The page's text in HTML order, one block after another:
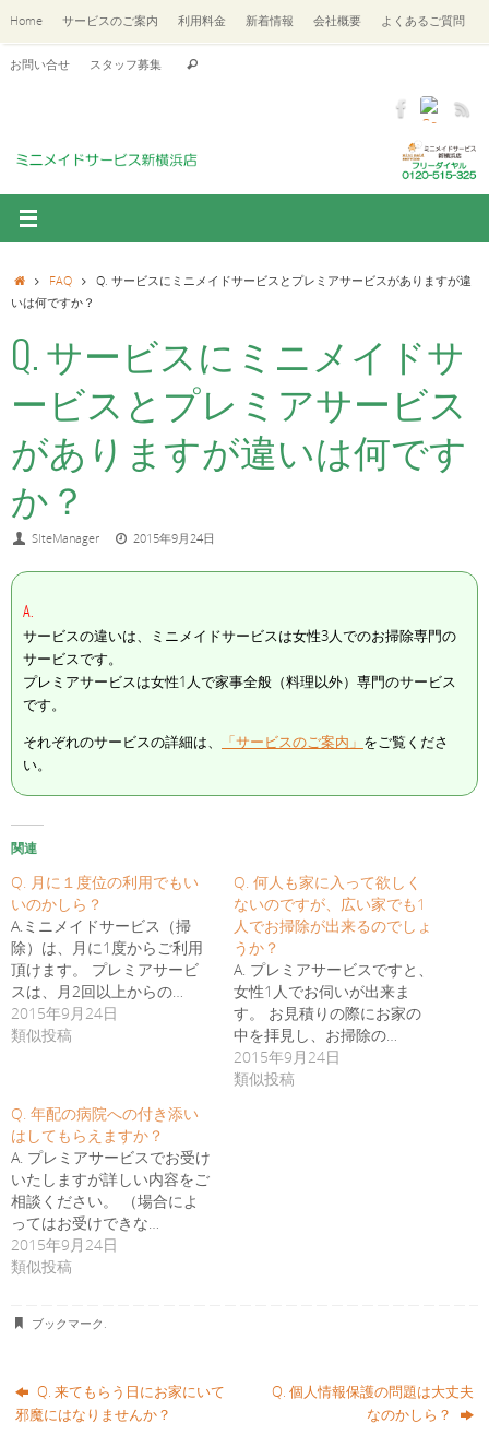
Home サービスのご案内 利用料金 新着情報 会社概要 よくあるご質問
お問い合せ スタッフ募集
FAQ
Q. サービスにミニメイドサービスとプレミアサービスがありますが違
いは何ですか？
Q. サービスにミニメイドサ
ービスとプレミアサービス
がありますが違いは何です
か？
SIteManager 2015年9月24日
A.
サービスの違いは、ミニメイドサービスは女性3人でのお掃除専門の
サービスです。
プレミアサービスは女性1人で家事全般（料理以外）専門のサービス
です。
それぞれのサービスの詳細は、
「サービスのご案内」 をご覧くださ
い。
関連
Q. 月に１度位の利用でもい
いのかしら？
A.ミニメイドサービス（掃
除）は、月に1度からご利用
頂けます。 プレミアサービ
スは、月2回以上からの…
2015年9月24日
類似投稿
Q. 何人も家に入って欲しく
ないのですが、広い家でも1
人でお掃除が出来るのでしょ
うか？
A. プレミアサービスですと、
女性1人でお伺いが出来ま
す。 お見積りの際にお家の
中を拝見し、お掃除の…
2015年9月24日
類似投稿
Q. 年配の病院への付き添い
はしてもらえますか？
A. プレミアサービスでお受け
いたしますが詳しい内容をご
相談ください。 （場合によ
ってはお受けできな…
2015年9月24日
類似投稿
ブックマーク
Q. 来てもらう日にお家にいて
邪魔にはなりませんか？
Q. 個人情報保護の問題は大丈夫
なのかしら？